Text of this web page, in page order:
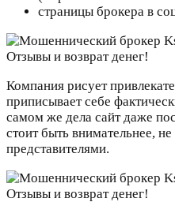
страницы брокера в
Компания рисует
приписывает себе
самом же дела сайт даже
стоит быть внимательнее, не
представителями.